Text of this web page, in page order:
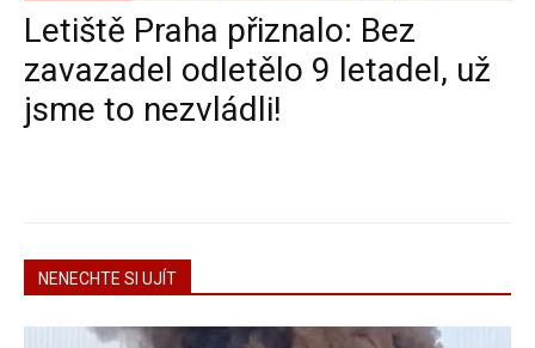
Letiště Praha přiznalo: Bez
zavazadel odletělo 9 letadel, už
jsme to nezvládli!
NENECHTE SI UJÍT